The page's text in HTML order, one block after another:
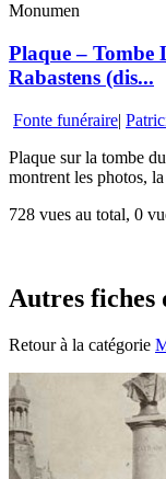
Monumen
Plaque – Tombe
Rabastens (dis...
Fonte funéraire|
Plaque sur la tombe
montrent les photos,
728 vues au total, 0
Autres fiches
Retour à la catégorie